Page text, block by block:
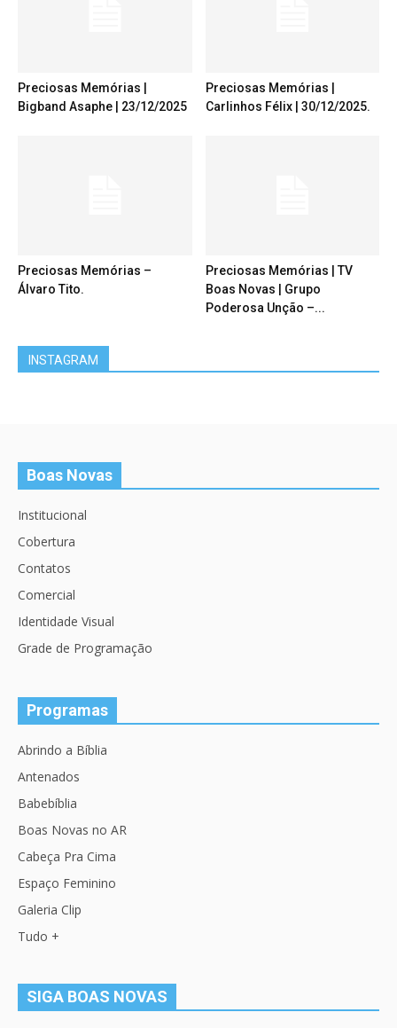
Preciosas Memórias |
Bigband Asaphe | 23/12/2025
Preciosas Memórias |
Carlinhos Félix | 30/12/2025.
Preciosas Memórias –
Álvaro Tito.
Preciosas Memórias | TV
Boas Novas | Grupo
Poderosa Unção –...
INSTAGRAM
Boas Novas
Institucional
Cobertura
Contatos
Comercial
Identidade Visual
Grade de Programação
Programas
Abrindo a Bíblia
Antenados
Babebíblia
Boas Novas no AR
Cabeça Pra Cima
Espaço Feminino
Galeria Clip
Tudo +
SIGA BOAS NOVAS